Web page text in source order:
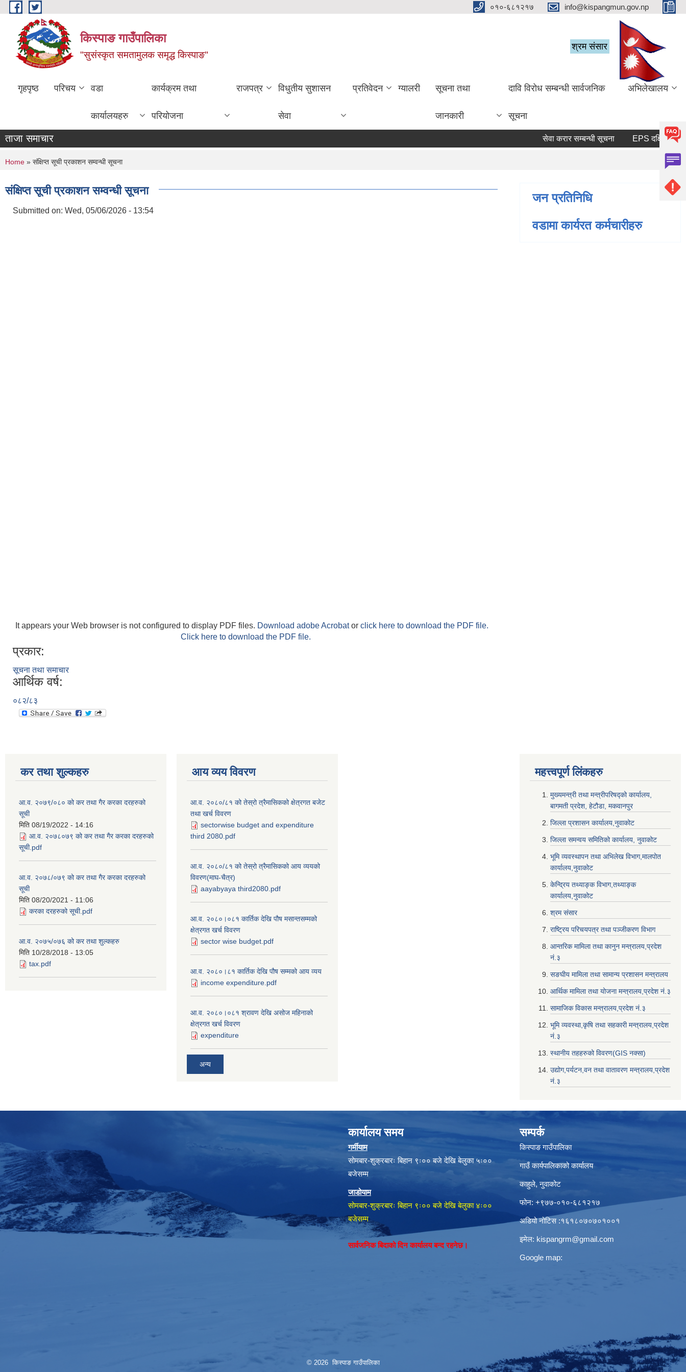
Skip to main content ०१०-६८१२१७ info@kispangmun.gov.np
किस्पाङ गाउँपालिका
"सुसंस्कृत समतामुलक समृद्ध किस्पाङ"
श्रम संसार
गृहपृष्ठ परिचय वडा
कार्यालयहरु
कार्यक्रम तथा
परियोजना
राजपत्र विधुतीय सुशासन
सेवा
प्रतिवेदन ग्यालरी सूचना तथा
जानकारी
दावि विरोध सम्बन्धी सार्वजनिक
सूचना
अभिलेखालय
ताजा समाचार सेवा करार सम्बन्धी सूचना
You are here
Home » संक्षिप्त सूची प्रकाशन सम्वन्धी सूचना
संक्षिप्त सूची प्रकाशन सम्वन्धी सूचना
Submitted on: Wed, 05/06/2026 - 13:54
It appears your Web browser is not configured to display PDF files. Download adobe Acrobator click here to download the PDF file.
Click here to download the PDF file.
प्रकार:
सूचना तथा समाचार
आर्थिक वर्ष:
०८२/८३
जन प्रतिनिधि
वडामा कार्यरत कर्मचारीहरु
कर तथा शुल्कहरु
आ.व. २०७९/०८० को कर तथा गैर करका दरहरुको
सूची
मिति 08/19/2022 - 14:16
आ.व. २०७८०७९ को कर तथा गैर करका दरहरुको
सूची.pdf
आ.व. २०७८/०७९ को कर तथा गैर करका दरहरुको
सूची
मिति 08/20/2021 - 11:06
करका दरहरुको सूची.pdf
आ.व. २०७५/०७६ को कर तथा शुल्कहरु
मिति 10/28/2018 - 13:05
tax.pdf
आय व्यय विवरण
आ.व. २०८०/८१ को तेस्रो त्रैमासिकको क्षेत्रगत बजेट
तथा खर्च विवरण
sectorwise budget and expenditure
third 2080.pdf
आ.व. २०८०/८१ को तेस्रो त्रैमासिकको आय व्ययको
विवरण(माघ-चैत्र)
aayabyaya third2080.pdf
आ.व. २०८०।०८१ कार्तिक देखि पौष मसान्तसम्मको
क्षेत्रगत खर्च विवरण
sector wise budget.pdf
आ.व. २०८०।८१ कार्तिक देखि पौष सम्मको आय व्यय
income expenditure.pdf
आ.व. २०८०।०८१ श्रावण देखि असोज महिनाको
क्षेत्रगत खर्च विवरण
expenditure
अन्य
महत्त्वपूर्ण लि‌ंकहरु
मुख्यमन्त्री तथा मन्त्रीपरिषद्को कार्यालय,
बागमती प्रदेश, हेटौडा, मकवानपुर
जिल्ला प्रशासन कार्यालय,नुवाकोट
जिल्ला समन्वय समितिको कार्यालय, नुवाकोट
भूमि व्यवस्थापन तथा अभिलेख विभाग,मालपोत
कार्यालय,नुवाकोट
केन्द्रिय तथ्याङ्क विभाग,तथ्याङ्क
कार्यालय,नुवाकोट
श्रम संसार
राष्ट्रिय परिचयपत्र तथा पञ्जीकरण विभाग
आन्तरिक मामिला तथा कानुन मन्त्रालय,प्रदेश
नं‌‍‌‍.३
सङघीय मामिला तथा सामान्य प्रशासन मन्त्रालय
आर्थिक मामिला तथा योजना मन्त्रालय,प्रदेश नं‌‍‌‍.३
सामाजिक विकास मन्त्रालय,प्रदेश नं‌‍‌‍.३
भूमि व्यवस्था,कृषि तथा सहकारी मन्त्रालय,प्रदेश
नं‌‍‌‍.३
स्थानीय तहहरुको विवरण(GIS नक्सा)
उद्योग,पर्यटन,वन तथा वातावरण मन्त्रालय,प्रदेश
नं‌‍‌‍.३
कार्यालय समय
गर्मीयाम
सोमबार-शुक्रबारः बिहान ९ः०० बजे देखि बेलुका ५ः००
बजेसम्म
जाडोयाम
सोमबार-शुक्रबारः बिहान ९ः०० बजे देखि बेलुका ४ः००
बजेसम्म
सार्वजनिक बिदाको दिन कार्यालय बन्द रहनेछ।
सम्पर्क
किस्पाङ गाउँपालिका
गाउँ कार्यपालिकाको कार्यालय
काहुले‍‍, नुवाकोट
फोन: ‌+९७७-०१०-६८१२१७
अडियो नोटिस ‌‍:१६१८०७०७०१००१
इमेल: kispangrm@gmail.com
Google map:
© 2026 किस्पाङ गाउँपालिका